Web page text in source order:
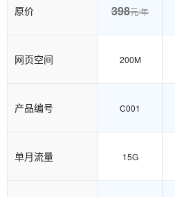
原价 398元/年
网页空间 200M
产品编号 C001
单月流量 15G